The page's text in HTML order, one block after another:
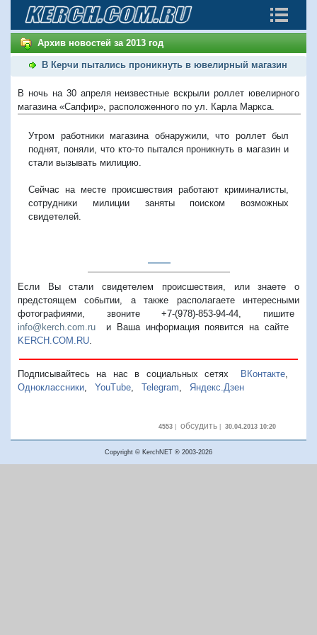
Архив новостей за 2013 год
В Керчи пытались проникнуть в ювелирный магазин
В ночь на 30 апреля неизвестные вскрыли роллет ювелирного
магазина «Сапфир», расположенного по ул. Карла Маркса.
Утром работники магазина обнаружили, что роллет был
поднят, поняли, что кто-то пытался проникнуть в магазин и
стали вызывать милицию.
Сейчас на месте происшествия работают криминалисты,
сотрудники милиции заняты поиском возможных
свидетелей.
Если Вы стали свидетелем происшествия, или знаете о
предстоящем событии, а также располагаете интересными
фотографиями, звоните +7-(978)-853-94-44, пишите
info@kerch.com.ru и Ваша информация появится на сайте
KERCH.COM.RU
Подписывайтесь на нас в социальных сетях ВКонтакте,
Одноклассники
YouTube Telegram Яндекс.Дзен
4553| обсудить| 30.04.2013 10:20
Copyright © KerchNET ® 2003-2026